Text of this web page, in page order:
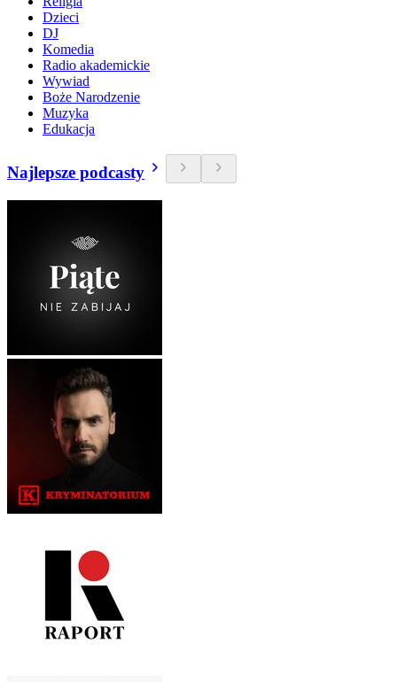
Dzieci
DJ
Komedia
Radio akademickie
Wywiad
Boże Narodzenie
Muzyka
Edukacja
Najlepsze podcasty